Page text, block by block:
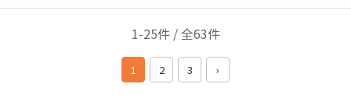
など、疲れたなと感じた時に飲むのが一番美味しかったで
す。疲れた頭と体が癒されます。
1-25件 / 全63件
1 2 3 ›